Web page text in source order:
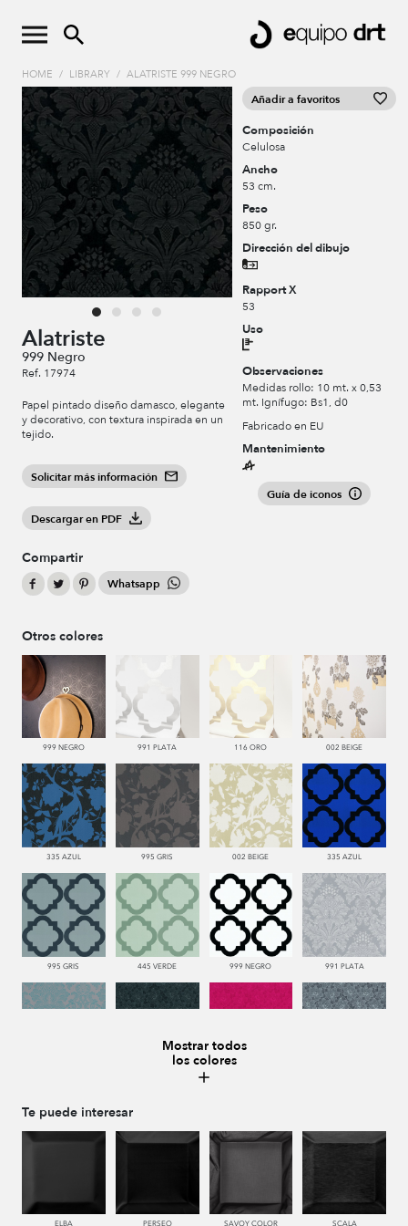
HOME / LIBRARY / ALATRISTE 999 NEGRO
Alatriste
999 Negro
Ref. 17974
Papel pintado diseño damasco, elegante
y decorativo, con textura inspirada en un
tejido.
Solicitar más información
Descargar en PDF
Compartir
Whatsapp
Añadir a favoritos
Composición
Celulosa
Ancho
53 cm.
Peso
850 gr.
Dirección del dibujo
Rapport X
53
Uso
Observaciones
Medidas rollo: 10 mt. x 0,53
mt. Ignífugo: Bs1, d0
Fabricado en EU
Mantenimiento
Guía de iconos
Otros colores
999 NEGRO 991 PLATA 116 ORO 002 BEIGE
335 AZUL 995 GRIS 002 BEIGE 335 AZUL
995 GRIS 445 VERDE 999 NEGRO 991 PLATA
Mostrar todos
los colores
Te puede interesar
ELBA PERSEO SAVOY COLOR SCALA